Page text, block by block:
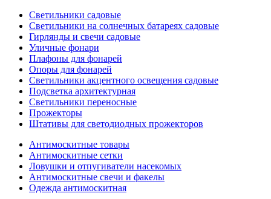
Светильники садовые
Светильники на солнечных батареях садовые
Гирлянды и свечи садовые
Уличные фонари
Плафоны для фонарей
Опоры для фонарей
Светильники акцентного освещения садовые
Подсветка архитектурная
Светильники переносные
Прожекторы
Штативы для светодиодных прожекторов
Антимоскитные товары
Антимоскитные сетки
Ловушки и отпугиватели насекомых
Антимоскитные свечи и факелы
Одежда антимоскитная